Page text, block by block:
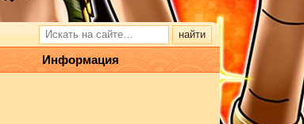
Информация